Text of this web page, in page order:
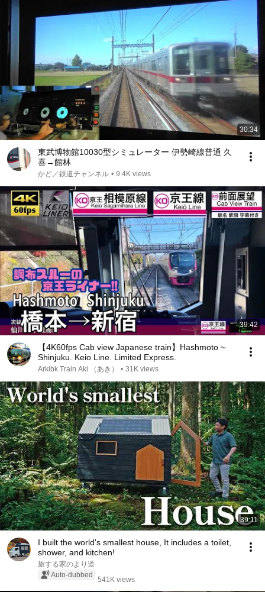
30:34
東武博物館10030型シミュレーター 伊勢崎線普通 久
喜→館林
かど／鉄道チャンネル • 9.4K views
39:42
【4K60fps Cab view Japanese train】Hashmoto ~
Shinjuku. Keio Line. Limited Express.
Arkibk Train Aki （あき） • 31K views
39:11
I built the world's smallest house, It includes a toilet,
shower, and kitchen!
旅する家のより道
Auto-dubbed
541K views